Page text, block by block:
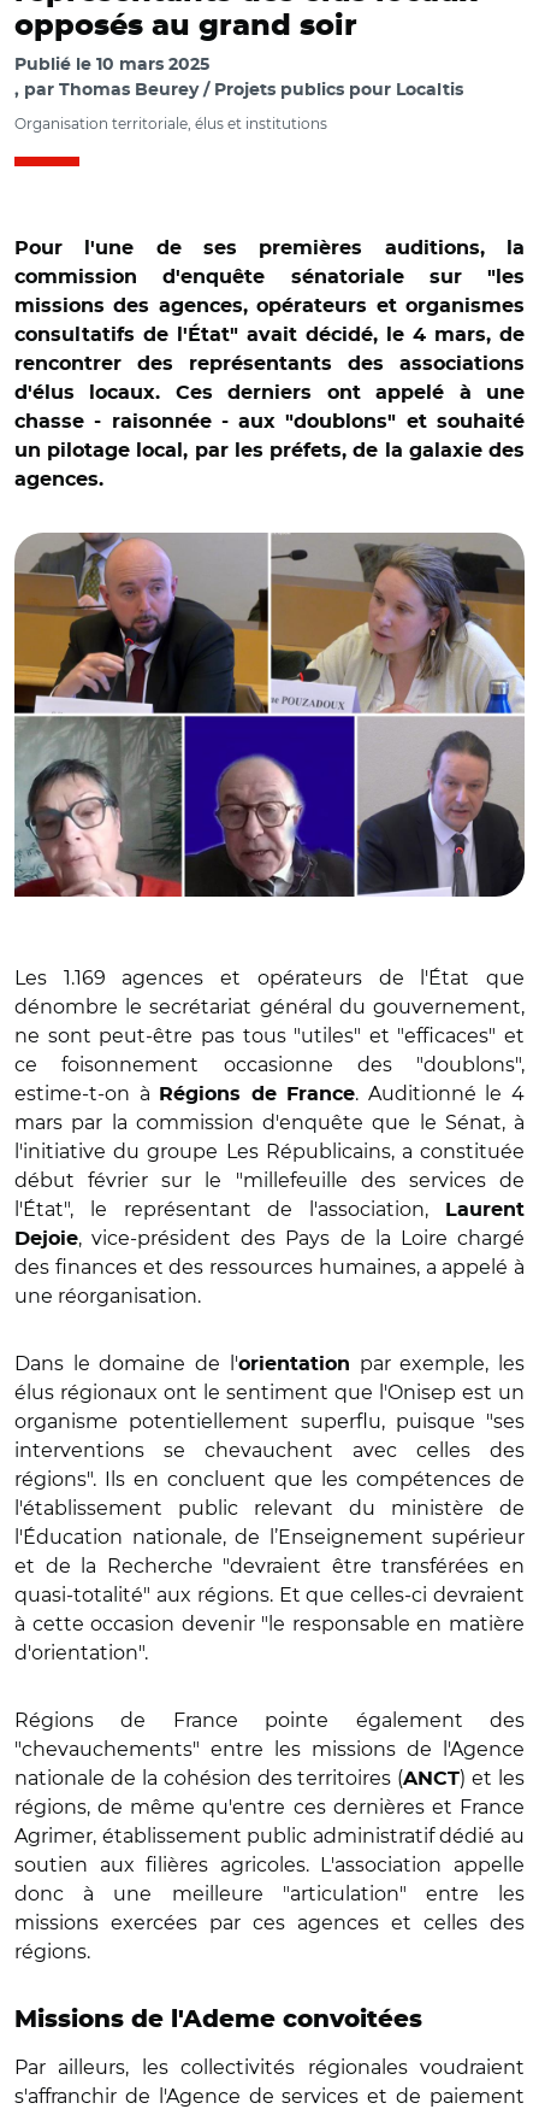
opposés au grand soir
Publié le 10 mars 2025
par Thomas Beurey / Projets publics pour Localtis
Organisation territoriale, élus et institutions
Pour l'une de ses premières auditions, la
commission d'enquête sénatoriale sur "les
missions des agences, opérateurs et organismes
consultatifs de l'État" avait décidé, le 4 mars, de
rencontrer des représentants des associations
d'élus locaux. Ces derniers ont appelé à une
chasse - raisonnée - aux "doublons" et souhaité
un pilotage local, par les préfets, de la galaxie des
agences.
© Captures vidéo Sénat/ Sébastien Miossec, Véronique
Pouzadoux, Isabelle Dugelet, Laurent Dejoie et Pierre
Les 1.169 agences et opérateurs de l'État que
dénombre le secrétariat général du gouvernement,
ne sont peut-être pas tous "utiles" et "efficaces" et
ce foisonnement occasionne des "doublons",
estime-t-on à
Régions de France. Auditionné le 4
mars par la commission d'enquête que le Sénat, à
l'initiative du groupe Les Républicains, a constituée
début février sur le "millefeuille des services de
l'État", le représentant de l'association,
Laurent
Dejoie, vice-président des Pays de la Loire chargé
des finances et des ressources humaines, a appelé à
une réorganisation.
Dans le domaine de l'orientation
par exemple, les
élus régionaux ont le sentiment que l'Onisep est un
organisme potentiellement superflu, puisque "ses
interventions se chevauchent avec celles des
régions". Ils en concluent que les compétences de
l'établissement public relevant du ministère de
l'Éducation nationale, de l’Enseignement supérieur
et de la Recherche "devraient être transférées en
quasi-totalité" aux régions. Et que celles-ci devraient
à cette occasion devenir "le responsable en matière
d'orientation".
Régions de France pointe également des
"chevauchements" entre les missions de l'Agence
nationale de la cohésion des territoires (ANCT) et les
régions, de même qu'entre ces dernières et France
Agrimer, établissement public administratif dédié au
soutien aux filières agricoles. L'association appelle
donc à une meilleure "articulation" entre les
missions exercées par ces agences et celles des
régions.
Missions de l'Ademe convoitées
Par ailleurs, les collectivités régionales voudraient
s'affranchir de l'Agence de services et de paiement